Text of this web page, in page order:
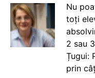
Nu
toți
2 sau
Țugui:
prin